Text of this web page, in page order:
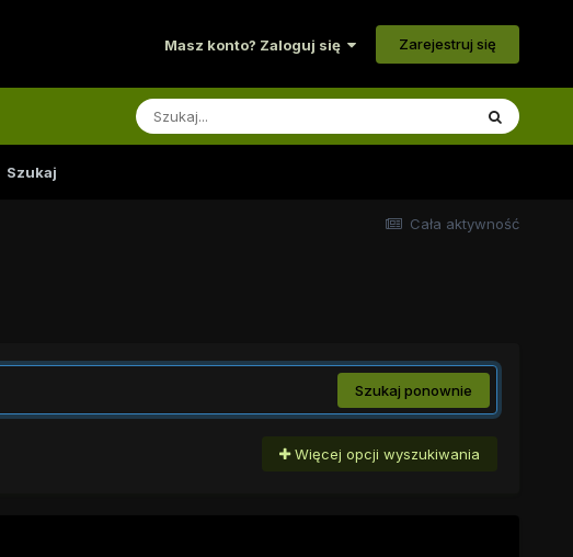
Masz konto? Zaloguj się Zarejestruj się
Szukaj
Cała aktywność
Szukaj ponownie
Więcej opcji wyszukiwania